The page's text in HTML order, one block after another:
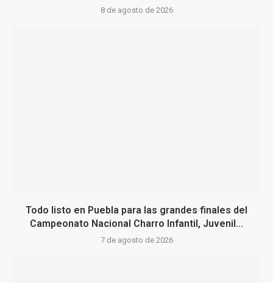
8 de agosto de 2026
Todo listo en Puebla para las grandes finales del
Campeonato Nacional Charro Infantil, Juvenil...
7 de agosto de 2026